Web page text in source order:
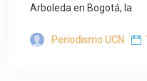
Arboleda en Bogotá, la
Periodismo UCN